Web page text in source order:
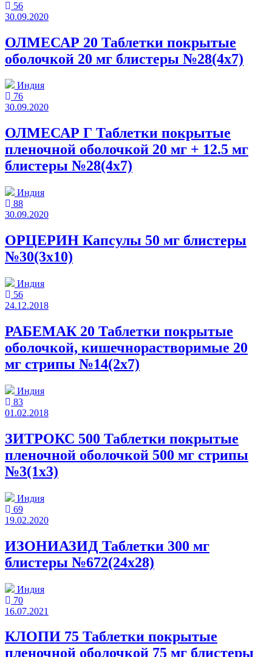
56
30.09.2020
ОЛМЕСАР 20 Таблетки покрытые
оболочкой 20 мг блистеры №28(4x7)
Индия
76
30.09.2020
ОЛМЕСАР Г Таблетки покрытые
пленочной оболочкой 20 мг + 12.5 мг
блистеры №28(4x7)
Индия
88
30.09.2020
ОРЦЕРИН Капсулы 50 мг блистеры
№30(3x10)
Индия
56
24.12.2018
РАБЕМАК 20 Таблетки покрытые
оболочкой, кишечнорастворимые 20
мг стрипы №14(2x7)
Индия
83
01.02.2018
ЗИТРОКС 500 Таблетки покрытые
пленочной оболочкой 500 мг стрипы
№3(1x3)
Индия
69
19.02.2020
ИЗОНИАЗИД Таблетки 300 мг
блистеры №672(24x28)
Индия
70
16.07.2021
КЛОПИ 75 Таблетки покрытые
пленочной оболочкой 75 мг блистеры